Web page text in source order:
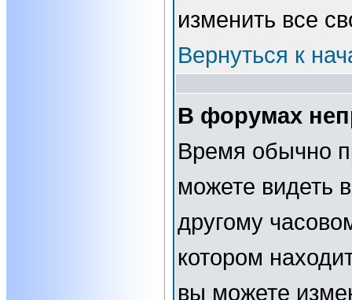
изменить все
Вернуться к
В форумах
Время обычно
можете видеть
другому
котором
вы можете